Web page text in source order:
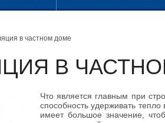
в частном доме
В
Что является главным при
способность удерживать
имеет большое значение,